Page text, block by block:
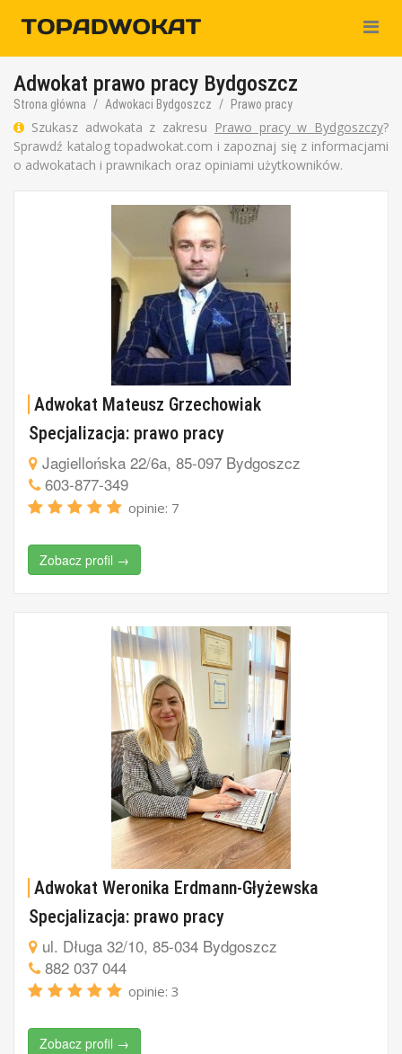
Adwokat prawo pracy Bydgoszcz
Strona główna Adwokaci Bydgoszcz Prawo pracy
Szukasz adwokata z zakresu Prawo pracy w Bydgoszczy?
Sprawdź katalog topadwokat.com i zapoznaj się z informacjami
o adwokatach i prawnikach oraz opiniami użytkowników.
Adwokat Mateusz Grzechowiak
Specjalizacja: prawo pracy
Jagiellońska 22/6a, 85-097 Bydgoszcz
603-877-349
opinie: 7
Zobacz profil →
Adwokat Weronika Erdmann-Głyżewska
Specjalizacja: prawo pracy
ul. Długa 32/10, 85-034 Bydgoszcz
882 037 044
opinie: 3
Zobacz profil →